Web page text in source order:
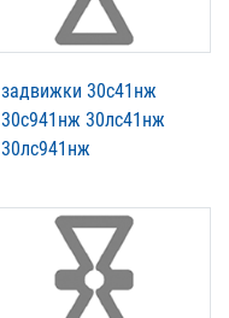
задвижки 30с41нж
30с941нж 30лс41нж
30лс941нж